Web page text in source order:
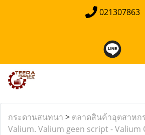
021307863
กระดานสนทนา > ตลาดสินค้าอุตสาหก
Valium. Valium geen script -